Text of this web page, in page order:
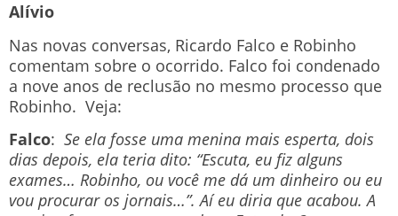
Alívio
Nas novas conversas, Ricardo Falco e Robinho
comentam sobre o ocorrido. Falco foi condenado
a nove anos de reclusão no mesmo processo que
Robinho. Veja:
Falco: Se ela fosse uma menina mais esperta, dois
dias depois, ela teria dito: “Escuta, eu fiz alguns
exames… Robinho, ou você me dá um dinheiro ou eu
vou procurar os jornais…”. Aí eu diria que acabou. A